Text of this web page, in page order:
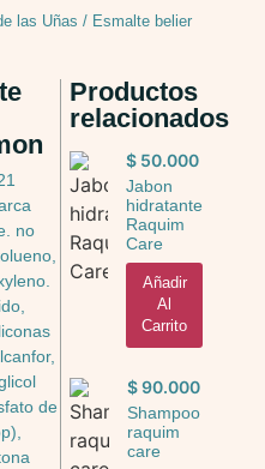
las Uñas / Esmalte belier
no
de
Productos
relacionados
$ 50.000
Jabon
hidratante
Raquim
Care
Añadir
Al
Carrito
$90.000
Shampoo
raquim
care